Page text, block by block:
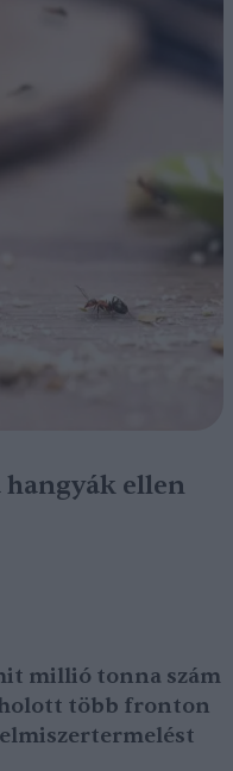
hangyák ellen
millió tonna szám
több fronton